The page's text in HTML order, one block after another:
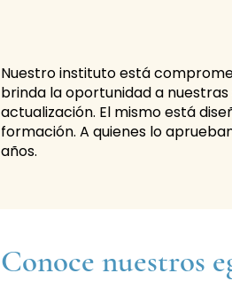
Nuestro instituto está
brinda la oportunidad a
actualización. El mismo está
formación. A quienes lo
años.
Conoce nuestros